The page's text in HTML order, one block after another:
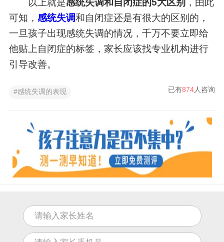
可知， 感统失调和自闭症还是有很大的区别的，
一旦孩子出现感统失调的情况，千万不要立即给
他贴上自闭症的标签，家长应该找专业机构进行
引导改善。
#感统失调的表现 已有874人咨询